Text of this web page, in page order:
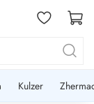
Kulzer